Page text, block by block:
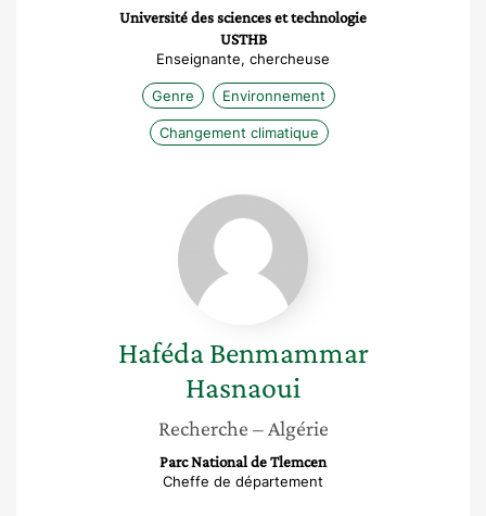
Université des sciences et technologie
USTHB
Enseignante, chercheuse
Genre Environnement
Changement climatique
Haféda
Benmammar
Hasnaoui
Haféda Benmammar
Hasnaoui
Recherche – Algérie
Parc National de Tlemcen
Cheffe de département